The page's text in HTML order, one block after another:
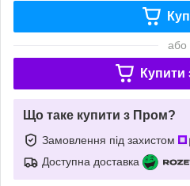
або
Купити
Що таке купити з Пром?
Замовлення під захистом
Доступна доставка